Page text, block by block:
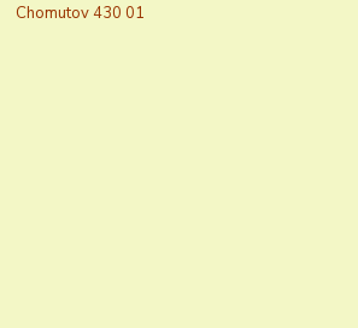
Chomutov 430 01